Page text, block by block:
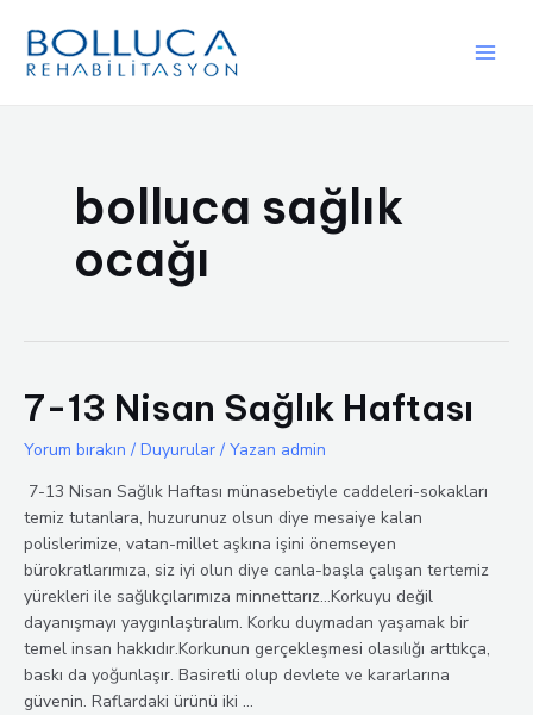
atla
bolluca sağlık
ocağı
7-13 Nisan Sağlık Haftası
Yorum bırakın / Duyurular / Yazan admin
7-13 Nisan Sağlık Haftası münasebetiyle caddeleri-sokakları
temiz tutanlara, huzurunuz olsun diye mesaiye kalan
polislerimize, vatan-millet aşkına işini önemseyen
bürokratlarımıza, siz iyi olun diye canla-başla çalışan tertemiz
yürekleri ile sağlıkçılarımıza minnettarız…Korkuyu değil
dayanışmayı yaygınlaştıralım. Korku duymadan yaşamak bir
temel insan hakkıdır.Korkunun gerçekleşmesi olasılığı arttıkça,
baskı da yoğunlaşır. Basiretli olup devlete ve kararlarına
güvenin. Raflardaki ürünü iki …